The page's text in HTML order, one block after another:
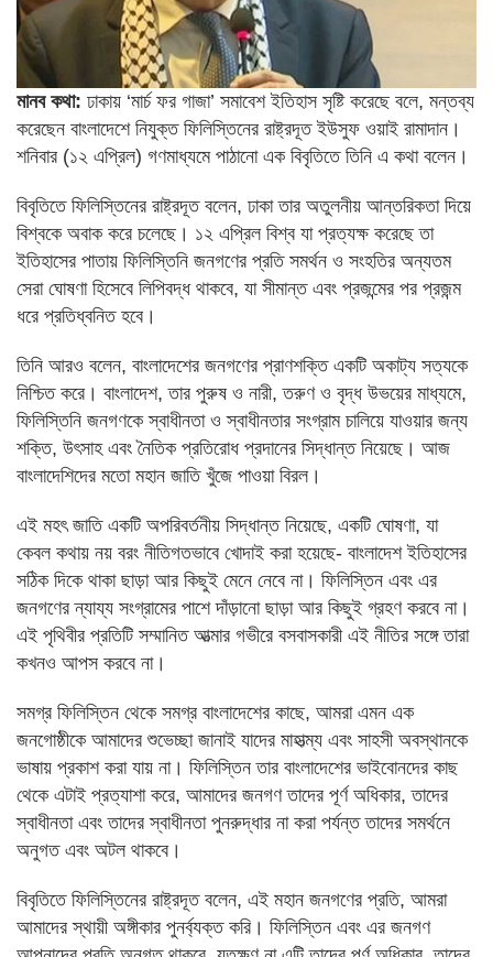
মানব কথা: ঢাকায় ‘মার্চ ফর গাজা’ সমাবেশ ইতিহাস সৃষ্টি করেছে বলে, মন্তব্য
করেছেন বাংলাদেশে নিযুক্ত ফিলিস্তিনের রাষ্ট্রদূত ইউসুফ ওয়াই রামাদান।
শনিবার (১২ এপ্রিল) গণমাধ্যমে পাঠানো এক বিবৃতিতে তিনি এ কথা বলেন।
বিবৃতিতে ফিলিস্তিনের রাষ্ট্রদূত বলেন, ঢাকা তার অতুলনীয় আন্তরিকতা দিয়ে
বিশ্বকে অবাক করে চলেছে। ১২ এপ্রিল বিশ্ব যা প্রত্যক্ষ করেছে তা
ইতিহাসের পাতায় ফিলিস্তিনি জনগণের প্রতি সমর্থন ও সংহতির অন্যতম
সেরা ঘোষণা হিসেবে লিপিবদ্ধ থাকবে, যা সীমান্ত এবং প্রজন্মের পর প্রজন্ম
ধরে প্রতিধ্বনিত হবে।
তিনি আরও বলেন, বাংলাদেশের জনগণের প্রাণশক্তি একটি অকাট্য সত্যকে
নিশ্চিত করে। বাংলাদেশ, তার পুরুষ ও নারী, তরুণ ও বৃদ্ধ উভয়ের মাধ্যমে,
ফিলিস্তিনি জনগণকে স্বাধীনতা ও স্বাধীনতার সংগ্রাম চালিয়ে যাওয়ার জন্য
শক্তি, উৎসাহ এবং নৈতিক প্রতিরোধ প্রদানের সিদ্ধান্ত নিয়েছে। আজ
বাংলাদেশিদের মতো মহান জাতি খুঁজে পাওয়া বিরল।
এই মহৎ জাতি একটি অপরিবর্তনীয় সিদ্ধান্ত নিয়েছে, একটি ঘোষণা, যা
কেবল কথায় নয় বরং নীতিগতভাবে খোদাই করা হয়েছে- বাংলাদেশ ইতিহাসের
সঠিক দিকে থাকা ছাড়া আর কিছুই মেনে নেবে না। ফিলিস্তিন এবং এর
জনগণের ন্যায্য সংগ্রামের পাশে দাঁড়ানো ছাড়া আর কিছুই গ্রহণ করবে না।
এই পৃথিবীর প্রতিটি সম্মানিত আত্মার গভীরে বসবাসকারী এই নীতির সঙ্গে তারা
কখনও আপস করবে না।
সমগ্র ফিলিস্তিন থেকে সমগ্র বাংলাদেশের কাছে, আমরা এমন এক
জনগোষ্ঠীকে আমাদের শুভেচ্ছা জানাই যাদের মাহাত্ম্য এবং সাহসী অবস্থানকে
ভাষায় প্রকাশ করা যায় না। ফিলিস্তিন তার বাংলাদেশের ভাইবোনদের কাছ
থেকে এটাই প্রত্যাশা করে, আমাদের জনগণ তাদের পূর্ণ অধিকার, তাদের
স্বাধীনতা এবং তাদের স্বাধীনতা পুনরুদ্ধার না করা পর্যন্ত তাদের সমর্থনে
অনুগত এবং অটল থাকবে।
বিবৃতিতে ফিলিস্তিনের রাষ্ট্রদূত বলেন, এই মহান জনগণের প্রতি, আমরা
আমাদের স্থায়ী অঙ্গীকার পুনর্ব্যক্ত করি। ফিলিস্তিন এবং এর জনগণ